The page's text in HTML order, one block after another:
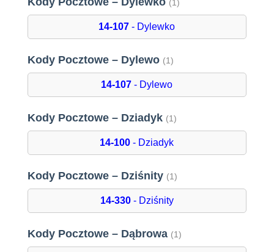
(1)
14-107 - Dylewko
Kody Pocztowe – Dylewo (1)
14-107 - Dylewo
Kody Pocztowe – Dziadyk (1)
14-100 - Dziadyk
Kody Pocztowe – Dziśnity (1)
14-330- Dziśnity
Kody Pocztowe – Dąbrowa (1)